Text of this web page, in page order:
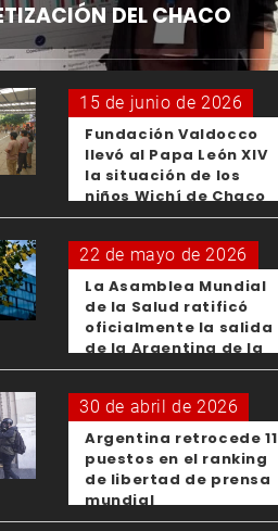
DEL CHACO
15 de junio de 2026
Fundación Valdocco
llevó al Papa León XIV
la situación de los
niños Wichí de Chaco
22 de mayo de 2026
La Asamblea Mundial
de la Salud ratificó
oficialmente la salida
de la Argentina de la
OMS
30 de abril de 2026
Argentina retrocede 11
puestos en el ranking
de libertad de prensa
mundial